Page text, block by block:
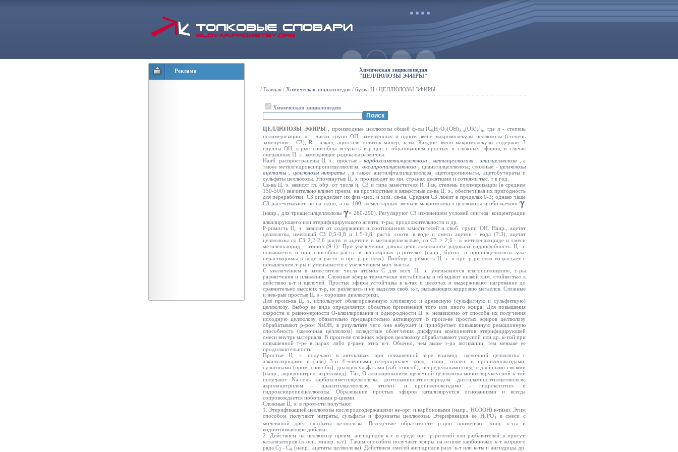
Реклама
Химическая энциклопедия
"ЦЕЛЛЮЛОЗЫ ЭФИРЫ"
/ Главная / Химическая энциклопедия / буква Ц / ЦЕЛЛЮЛОЗЫ ЭФИРЫ
Химическая энциклопедия
ЦЕЛЛЮЛОЗЫ ЭФИРЫ , производные целлюлозы общей ф-лы [C6H7O2(OH)3-х(OR)х]n , где п - степень
полимеризации; х - число групп ОН, замещенных в одном звене макромолекулы целлюлозы (степень
замещения - СЗ); R - алкил, ацил или остаток минер, к-ты. Каждое звено макромолекулы содержит 3
группы ОН, к-рые способны вступать в р-ции с образованием простых и сложных эфиров; в случае
смешанных Ц. э. замещающие радикалы различны.
Наиб. распространены Ц. э.: простые - карбоксиметилцеллюлоза метилцеллюлоза этилцеллюлоза ,а
также метилгидроксипропилцеллюлоза, оксипропилцеллюлоза ,цианэтилцеллюлоза; сложные -целлюлозы
ацетаты
целлюлозы нитраты ,а также ацетилфталилцеллюлоза, ацетопропионаты, ацетобутираты и
сульфаты целлюлозы. Упомянутые Ц. э. производят во мн. странах десятками и сотнями тыс. т в год.
Св-ва Ц. э. зависят гл. обр. от числа и, СЗ и типа заместителя R. Так, степень полимеризации (в среднем
150-500) значительно влияет преим. на прочностные и вязкостные св-ва Ц. э., обеспечивая их пригодность
для переработки. СЗ определяет их физ.-мех. и хим. св-ва. Средняя СЗ лежит в пределах 0-3; однако чаще
СЗ рассчитывают не на одно, а на 100 элементарных звеньев макромолекул целлюлозы и обозначают
(напр., для триацетилцеллюлозы
= 280-290). Регулируют СЗ изменением условий синтеза: концентрации
алкилирующего или этерифицирующего агента, т-ры, продолжительности и др.
Р-римость Ц. э. зависит от содержания и соотношения заместителей и своб. групп ОН. Напр., ацетат
целлюлозы, имеющий СЗ 0,5-0,8 и 1,5-1,8, раств. соотв. в воде и смеси ацетон - вода (7:3); ацетат
целлюлозы со СЗ 2,2-2,6 раств. в ацетоне и метилцеллозольве, со СЗ > 2,6 - в метиленхлориде и смеси
метиленхлорид - этанол (9:1). При увеличении длины цепи алкильного радикала гидрофобность Ц. э.
повышается и они способны раств. в неполярных р-рителях (напр., бутил- и пропилцеллюлоза уже
нерастворимы в воде и раств. в орг. р-рителях). Вообще р-римость Ц. э. в орг. р-рителях возрастает с
повышением т-ры и уменьшается с увеличением мол. массы.
С увеличением в заместителе числа атомов С для всех Ц. э. уменьшаются влагопоглощение, т-ры
размягчения и плавления. Сложные эфиры термически нестабильны и обладают низкой хим. стойкостью к
действию к-т и щелочей. Простые эфиры устойчивы в к-тах и щелочах и выдерживают нагревание до
сравнительно высоких т-р, не разлагаясь и не выделяя своб. к-т, вызывающих коррозию металлов. Сложные
и нек-рые простые Ц. э.- хорошие диэлектрики.
Для произ-ва Ц. э. используют облагороженную хлопковую и древесную (сульфатную и сульфитную)
целлюлозу. Выбор ее вида определяется областью применения того или иного эфира. Для повышения
скорости и равномерности О-алкилирования и однородности Ц. э. независимо от способа их получения
исходную целлюлозу обязательно предварительно активируют. В произ-ве простых эфиров целлюлозу
обрабатывают р-ром NaOH, в результате чего она набухает и приобретает повышенную реакционную
способность (щелочная целлюлоза) вследствие облегчения диффузии компонентов этерифицирующей
смеси внутрь материала. В произ-ве сложных эфиров целлюлозу обрабатывают уксусной или др. к-той при
повышенной т-ре в парах либо р-рами этих к-т. Обычно, чем выше т-ра активации, тем меньше ее
продолжительность.
Простые Ц. э. получают в автоклавах при повышенной т-ре взаимод. щелочной целлюлозы с
алкилхлоридами и (или) 3-и 4-членными гетероциклич. соед., напр, этилен- и пропиленоксидами,
сультонами (пром. способы), диалкилсульфатами (лаб. способ), непредельными соед. с двойными связями
(напр., акрилонитрил, акриламид). Так, О-алкилированием щелочной целлюлозы монохлоруксусной к-той
получают Na-соль карбоксиметилцеллюлозы, диэтиламиноэтилхлоридом -диэтиламиноэтилцеллюлозу,
акрилонитрилом - цианэтилцеллюлозу, этилен- и пропиленоксидами - гидроксиэтил- и
гидроксипропилцеллюлозы. Образование простых эфиров катализируется основаниями и всегда
сопровождается побочными р-циями.
Сложные Ц. э. в пром-сти получают:
1. Этерификацией целлюлозы кислородсодержащими не-орг. и карбоновыми (напр., НСООН) к-тами. Этим
способом получают нитраты, сульфаты и формиаты целлюлозы. Этерификация ее Н3РО4 в смеси с
мочевиной дает фосфаты целлюлозы. Вследствие обратимости р-ции применяют конц. к-ты и
водоотнимающие добавки.
2. Действием на целлюлозу преим. ангидридов к-т в среде орг. р-рителей или разбавителей в присут.
катализаторов (в осн. минер. к-т). Таким способом получают эфиры на основе карбоновых к-т жирного
ряда С2 - С4 (напр., ацетаты целлюлозы). Действием смесей ангидридов разл. к-т или к-ты и ангидрида др.